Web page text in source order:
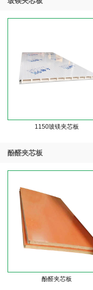
1150玻镁夹芯板
酚醛夹芯板
酚醛夹芯板